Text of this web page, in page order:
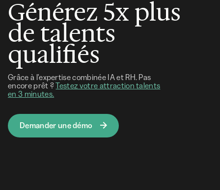
Générez 5x plus
de talents
qualifiés
Grâce à l'expertise combinée IA et RH. Pas
encore prêt ?Testez votre attraction talents
en 3 minutes.
Demander une démo